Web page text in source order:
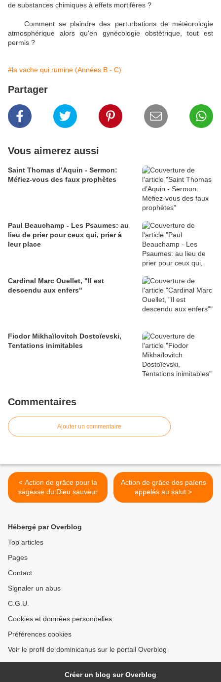
de substances chimiques à effets mortifères ?
Comment se plaindre des perturbations de météorologie
atmosphérique alors qu'en gynécologie obstétrique, tout est
permis ?
#la vache qui rumine (Années B - C)
Partager
Vous aimerez aussi
Saint Thomas d’Aquin - Sermon:
Méfiez-vous des faux prophètes
Paul Beauchamp - Les Psaumes: au
lieu de prier pour ceux qui, prier à
leur place
Cardinal Marc Ouellet, "Il est
descendu aux enfers"
Fiodor Mikhaïlovitch Dostoïevski,
Tentations inimitables
Commentaires
Ajouter un commentaire
< Action de grâce pour la
sagesse du Dieu sauveur
Action de grâce des païens
appelés au salut >
Hébergé par Overblog
Top articles
Pages
Contact
Signaler un abus
C.G.U.
Cookies et données personnelles
Préférences cookies
Voir le profil de dominicanus sur le portail Overblog
Créer un blog sur Overblog